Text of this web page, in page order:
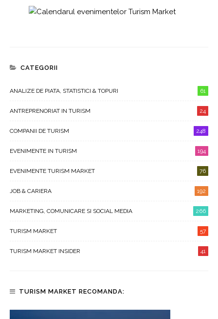
CATEGORII
ANALIZE DE PIATA, STATISTICI & TOPURI 61
ANTREPRENORIAT IN TURISM 24
COMPANII DE TURISM 248
EVENIMENTE IN TURISM 194
EVENIMENTE TURISM MARKET 76
JOB & CARIERA 192
MARKETING, COMUNICARE SI SOCIAL MEDIA 266
TURISM MARKET 57
TURISM MARKET INSIDER 41
TURISM MARKET RECOMANDA: